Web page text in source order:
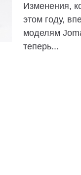
Изменения,
этом году,
моделям
теперь...